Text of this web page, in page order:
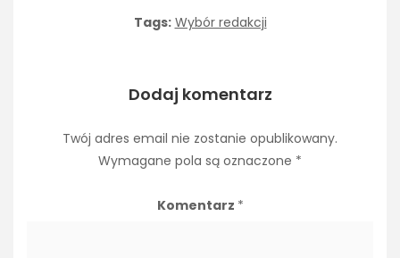
Tags: Wybór redakcji
Dodaj komentarz
Twój adres email nie zostanie opublikowany.
Wymagane pola są oznaczone *
Komentarz *